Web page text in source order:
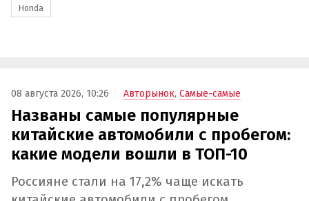
Honda
08 августа 2026, 10:26 Авторынок, Самые-самые
Названы самые популярные
китайские автомобили с пробегом:
какие модели вошли в ТОП-10
Россияне стали на 17,2% чаще искать